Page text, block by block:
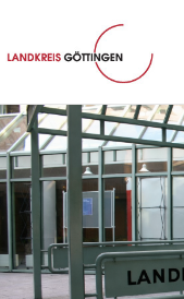
Zum Hauptinhalt springen